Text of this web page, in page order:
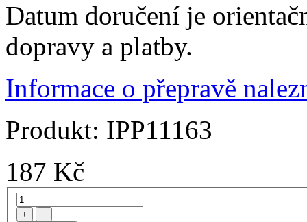
Datum doručení je
dopravy a platby.
Informace o přepravě
Produkt: IPP11163
187 Kč
+ −